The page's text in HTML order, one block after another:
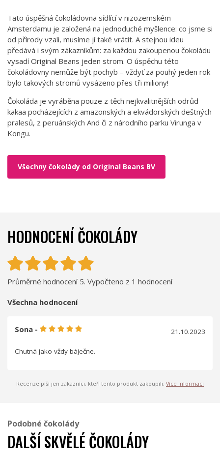
Tato úspěšná čokoládovna sídlící v nizozemském
Amsterdamu je založená na jednoduché myšlence: co jsme si
od přírody vzali, musíme jí také vrátit. A stejnou ideu
předává i svým zákazníkům: za každou zakoupenou čokoládu
vysadí Original Beans jeden strom. O úspěchu této
čokoládovny nemůže být pochyb – vždyť za pouhý jeden rok
bylo takových stromů vysázeno přes tři miliony!
Čokoláda je vyráběna pouze z těch nejkvalitnějších odrůd
kakaa pocházejících z amazonských a ekvádorských deštných
pralesů, z peruánských And či z národního parku Virunga v
Kongu.
Všechny čokolády od Original Beans BV
HODNOCENÍ ČOKOLÁDY
Průměrné hodnocení 5. Vypočteno z 1 hodnocení
Všechna hodnocení
Sona - 21.10.2023
Chutná jako vždy báječne.
Recenze píší jen zákazníci, kteří tento produkt zakoupili. Více informací
Podobné čokolády
DALŠÍ SKVĚLÉ ČOKOLÁDY